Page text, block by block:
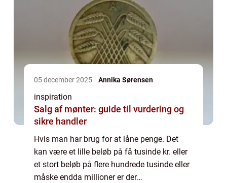
05 december 2025 Annika Sørensen
inspiration
Salg af mønter: guide til vurdering og
sikre handler
Hvis man har brug for at låne penge. Det
kan være et lille beløb på få tusinde kr. eller
et stort beløb på flere hundrede tusinde eller
måske endda millioner er der